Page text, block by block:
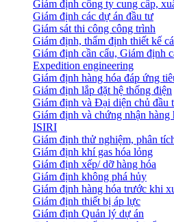
Giám định công ty cung cấp,
Giám định các dự án đầu tư
Giám sát thi công công trình
Giám định, thẩm định thiết kế
Giám định cần cẩu, Giám định
Expedition engineering
Giám định hàng hóa đáp ứng
Giám định lắp đặt hệ thống điện
Giám định và Đại diện chủ đầu
Giám định và chứng nhận hàng
ISIRI
Giám định thử nghiệm, phân
Giám định khí gas hóa lỏng
Giám định xếp/ dỡ hàng hóa
Giám định không phá hủy
Giám định hàng hóa trước khi
Giám định thiết bị áp lực
Giám định Quản lý dự án